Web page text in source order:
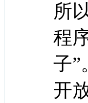
所
程
子”
开